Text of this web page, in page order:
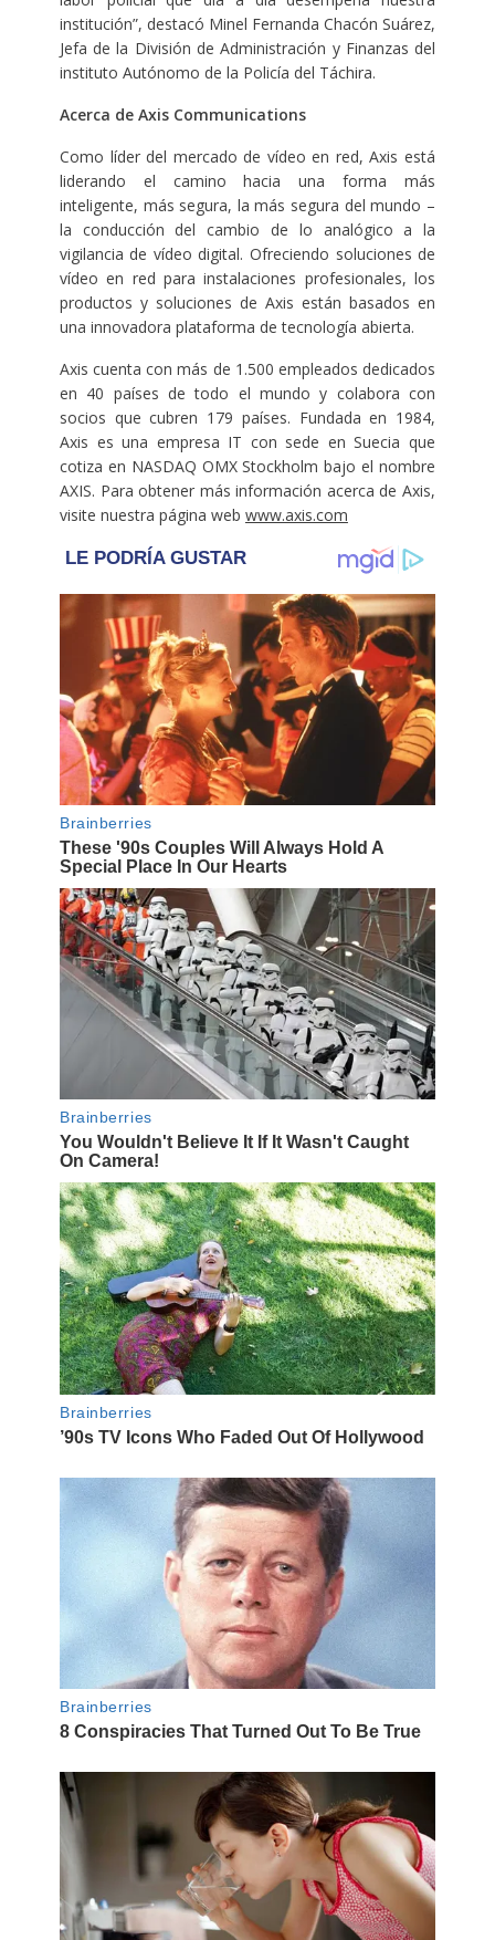
institución”, destacó Minel Fernanda Chacón Suárez,
Jefa de la División de Administración y Finanzas del
instituto Autónomo de la Policía del Táchira.
Acerca de Axis Communications
Como líder del mercado de vídeo en red, Axis está
liderando el camino hacia una forma más
inteligente, más segura, la más segura del mundo –
la conducción del cambio de lo analógico a la
vigilancia de vídeo digital. Ofreciendo soluciones de
vídeo en red para instalaciones profesionales, los
productos y soluciones de Axis están basados en
una innovadora plataforma de tecnología abierta.
Axis cuenta con más de 1.500 empleados dedicados
en 40 países de todo el mundo y colabora con
socios que cubren 179 países. Fundada en 1984,
Axis es una empresa IT con sede en Suecia que
cotiza en NASDAQ OMX Stockholm bajo el nombre
AXIS. Para obtener más información acerca de Axis,
visite nuestra página web www.axis.com